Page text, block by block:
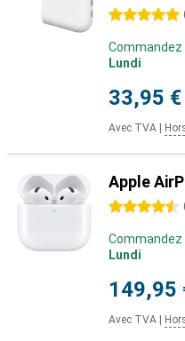
5 étoiles (
Commandez
Lundi
33,95 €
Avec TVA
Apple
4.5 étoiles (
Commandez
Lundi
149,95
Avec TVA